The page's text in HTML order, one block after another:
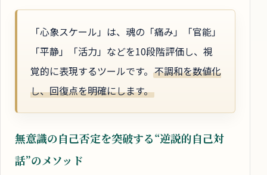
「心象スケール」は、魂の「痛み」「官能」
「平静」「活力」などを10段階評価し、視
覚的に表現するツールです。 不調和を数値化
し、回復点を明確にします。
無意識の自己否定を突破する“逆説的自己対
話”のメソッド